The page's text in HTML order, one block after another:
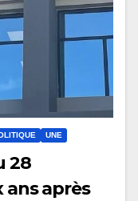
UNE
28
ans après